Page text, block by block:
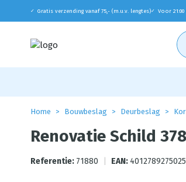
✓ Gratis verzending vanaf 75,- (m.u.v. lengtes)✓ Voor
Home Bouwbeslag Deurbeslag
Renovatie Schild
Referentie: 71880 EAN: 4012789275025